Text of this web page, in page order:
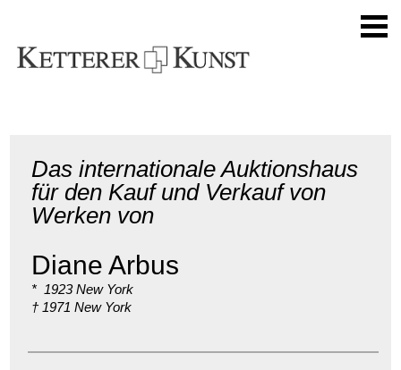
Das internationale Auktionshaus
für den Kauf und Verkauf von
Werken von
Diane Arbus
* 1923 New York
† 1971 New York